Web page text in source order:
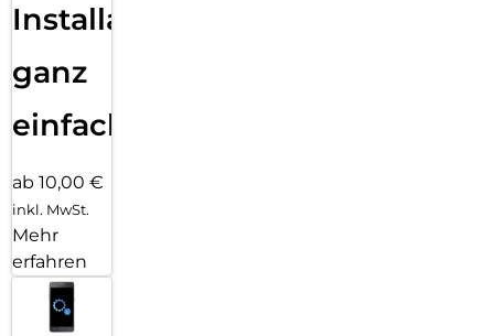
Installation
ganz
einfach
ab 10,00 €
inkl. MwSt.
Mehr
erfahren